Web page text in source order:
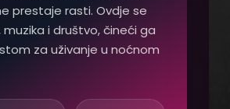
prestaje rasti. Ovdje se
i društvo, čineći ga
za uživanje u noćnom